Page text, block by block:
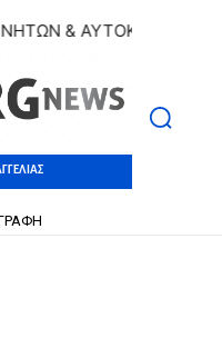
& ΑΥΤΟΚΙΝΗΤΩΝ |